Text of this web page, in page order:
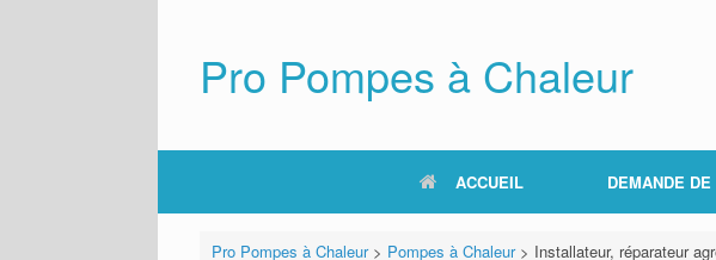
Pro Pompes à Chaleur
ACCUEIL DEMANDE
Pro Pompes à Chaleur> Pompes à Chaleur> Installateur, réparateur